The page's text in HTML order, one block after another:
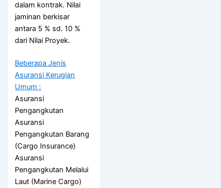
dalam kontrak. Nilai
jaminan berkisar
antara 5 % sd. 10 %
dari Nilai Proyek.
Beberapa Jenis
Asuransi Kerugian
Umum :
Asuransi
Pengangkutan
Asuransi
Pengangkutan Barang
(Cargo Insurance)
Asuransi
Pengangkutan Melalui
Laut (Marine Cargo)